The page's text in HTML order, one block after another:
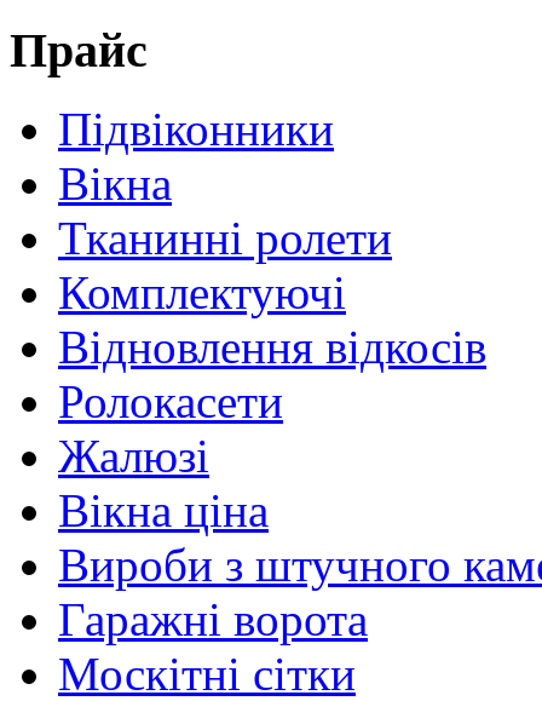
Прайс
Підвіконники
Вікна
Тканинні ролети
Комплектуючі
Відновлення відкосів
Ролокасети
Жалюзі
Вікна ціна
Вироби з штучного
Гаражні ворота
Москітні сітки